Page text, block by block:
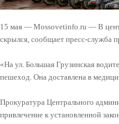
15 мая — Mossovetinfo.ru — В
скрылся, сообщает пресс-служба
«На ул. Большая Грузинская
пешеход. Она доставлена в
Прокуратура Центрального
привлечение к установленной